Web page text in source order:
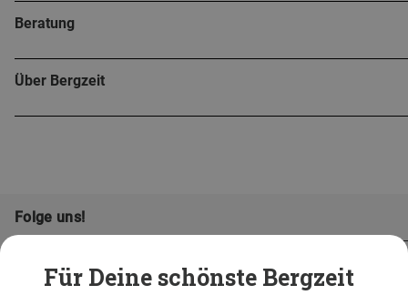
Für Deine schönste Bergzeit
Beratung
Über Bergzeit
Folge uns!